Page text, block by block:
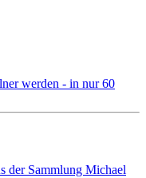
werden - in nur 60
der Sammlung Michael